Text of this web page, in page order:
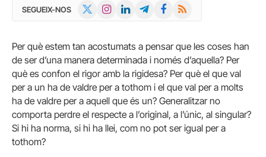
SEGUEIX-NOS InstagramLinkedInTelegramFacebook
RSS
Per què estem tan acostumats a pensar que les coses han
de ser d’una manera determinada i només d’aquella? Per
què es confon el rigor amb la rigidesa? Per què el que val
per a un ha de valdre per a tothom i el que val per a molts
ha de valdre per a aquell que és un? Generalitzar no
comporta perdre el respecte a l’original, a l’únic, al singular?
Si hi ha norma, si hi ha llei, com no pot ser igual per a
tothom?